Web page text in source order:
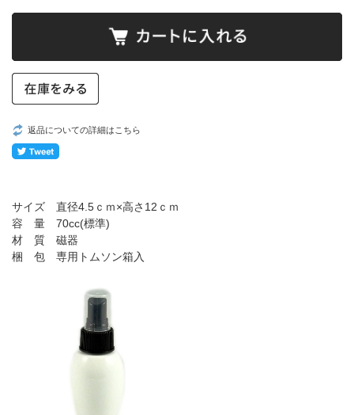
返品についての詳細はこちら
サイズ 直径4.5ｃｍ×高さ12ｃｍ
容 量 70cc(標準)
材 質 磁器
梱 包 専用トムソン箱入